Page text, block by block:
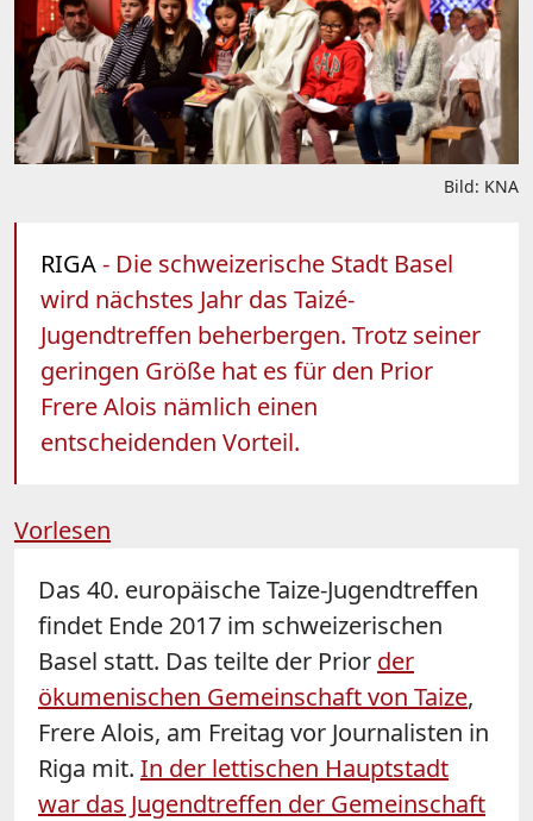
Bild: KNA
RIGA- Die schweizerische Stadt Basel
wird nächstes Jahr das Taizé-
Jugendtreffen beherbergen. Trotz seiner
geringen Größe hat es für den Prior
Frere Alois nämlich einen
entscheidenden Vorteil.
Vorlesen
Das 40. europäische Taize-Jugendtreffen
findet Ende 2017 im schweizerischen
Basel statt. Das teilte der Prior der
ökumenischen Gemeinschaft von Taize,
Frere Alois, am Freitag vor Journalisten in
Riga mit. In der lettischen Hauptstadt
war das Jugendtreffen der Gemeinschaft